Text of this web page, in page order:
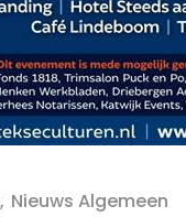
Nieuws Algemeen